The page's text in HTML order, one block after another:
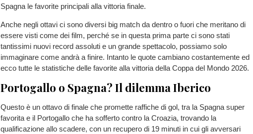
Spagna le favorite principali alla vittoria finale.
Anche negli ottavi ci sono diversi big match da dentro o fuori che meritano di
essere visti come dei film, perché se in questa prima parte ci sono stati
tantissimi nuovi record assoluti e un grande spettacolo, possiamo solo
immaginare come andrà a finire. Intanto le quote cambiano costantemente ed
ecco tutte le statistiche delle favorite alla vittoria della Coppa del Mondo 2026.
Portogallo o Spagna? Il dilemma Iberico
Questo è un ottavo di finale che promette raffiche di gol, tra la Spagna super
favorita e il Portogallo che ha sofferto contro la Croazia, trovando la
qualificazione allo scadere, con un recupero di 19 minuti in cui gli avversari